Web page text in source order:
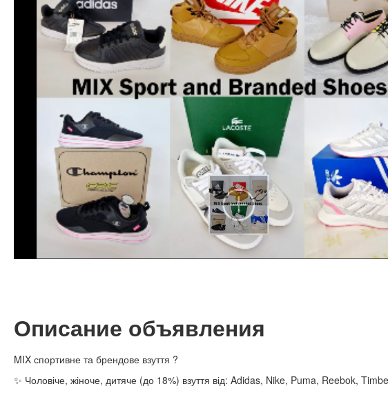
Описание объявления
MIX спортивне та брендове взуття ?
✨ Чоловіче, жіноче, дитяче (до 18%) взуття від: Adidas, Nike, Puma, Reebok,